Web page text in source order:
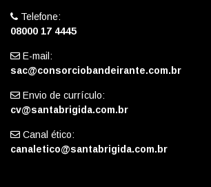
Telefone:
08000 17 4445
E-mail:
sac@consorciobandeirante.com.br
Envio de currículo:
cv@santabrigida.com.br
Canal ético:
canaletico@santabrigida.com.br